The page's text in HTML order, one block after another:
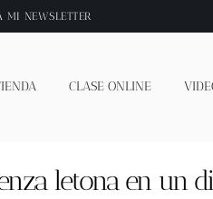
MI NEWSLETTER
CLASE ONLINE
letona en un